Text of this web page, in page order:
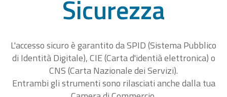
Sicurezza
L'accesso sicuro è garantito da SPID (Sistema Pubblico
di Identità Digitale), CIE (Carta d'identià elettronica) o
CNS (Carta Nazionale dei Servizi).
Entrambi gli strumenti sono rilasciati anche dalla tua